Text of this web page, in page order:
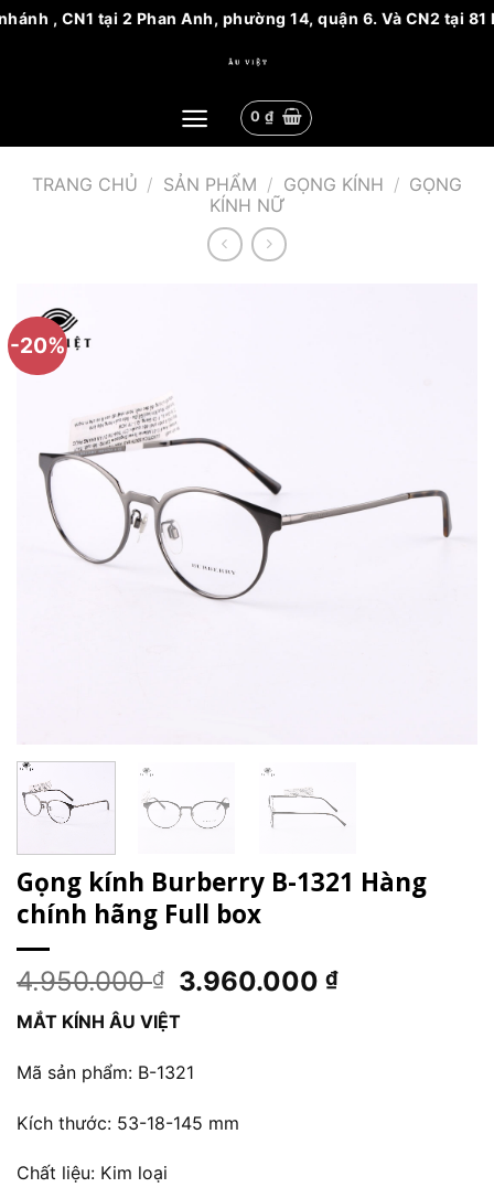
CN1 tại 2 Phan Anh, phường 14, quận 6. Và CN2 tại 81
0 ₫
TRANG CHỦ / SẢN PHẨM / GỌNG KÍNH / GỌNG
KÍNH NỮ
-20%
Gọng kính Burberry B-1321 Hàng
chính hãng Full box
4.950.000₫
Giá
gốc
4.950.000 ₫.
3.960.000₫Giá
MẮT KÍNH ÂU VIỆT
Mã sản phẩm: B-1321
Kích thước: 53-18-145 mm
Chất liệu: Kim loại